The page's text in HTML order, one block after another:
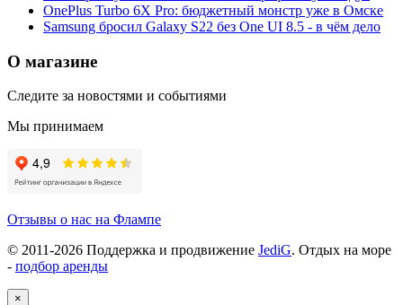
OnePlus Turbo 6X Pro: бюджетный монстр уже в Омске
Samsung бросил Galaxy S22 без One UI 8.5 - в чём дело
О магазине
Следите за новостями и событиями
Мы принимаем
Отзывы о нас на Флампе
© 2011-2026 Поддержка и продвижение JediG. Отдых на море
- подбор аренды
×